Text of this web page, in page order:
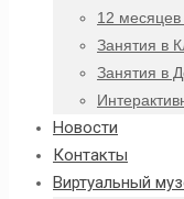
12
Занятия в
Занятия в
Новости
Контакты
Виртуальный